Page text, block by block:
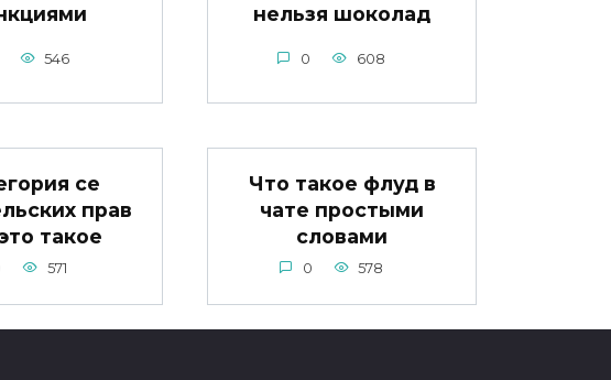
546
нельзя шоколад
0 608
се
прав
такое
571
Что такое флуд в
чате простыми
словами
0 578